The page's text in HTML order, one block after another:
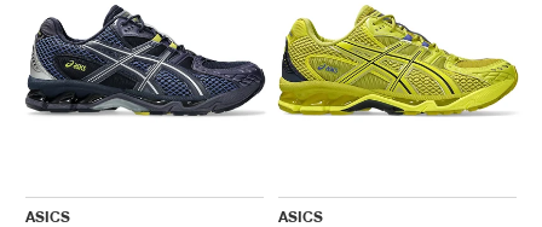
ASICS
ASICS